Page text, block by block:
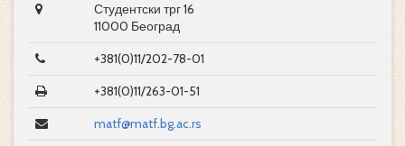
Студентски трг 16
11000 Београд
+381(0)11/202-78-01
+381(0)11/263-01-51
matf@matf.bg.ac.rs